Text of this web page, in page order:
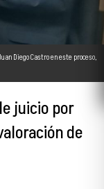
Diego Castro en este proceso,
juicio por
de